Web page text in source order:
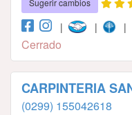
Sugerir cambios
| | |
Cerrado
CARPINTERIA
(0299) 155042618